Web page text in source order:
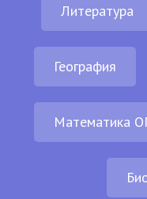
Литература
География
Математика